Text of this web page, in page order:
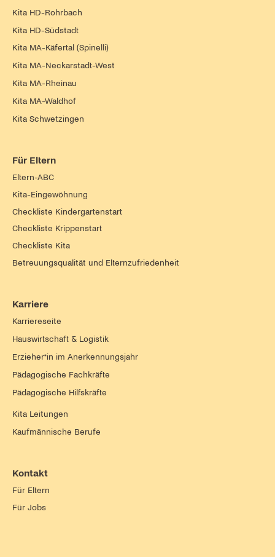
Kita HD-Rohrbach
Kita HD-Südstadt
Kita MA-Käfertal (Spinelli)
Kita MA-Neckarstadt-West
Kita MA-Rheinau
Kita MA-Waldhof
Kita Schwetzingen
Für Eltern
Eltern-ABC
Kita-Eingewöhnung
Checkliste Kindergartenstart
Checkliste Krippenstart
Checkliste Kita
Betreuungsqualität und Elternzufriedenheit
Karriere
Karriereseite
Hauswirtschaft & Logistik
Erzieher*in im Anerkennungsjahr
Pädagogische Fachkräfte
Pädagogische Hilfskräfte
Kita Leitungen
Kaufmännische Berufe
Kontakt
Für Eltern
Für Jobs